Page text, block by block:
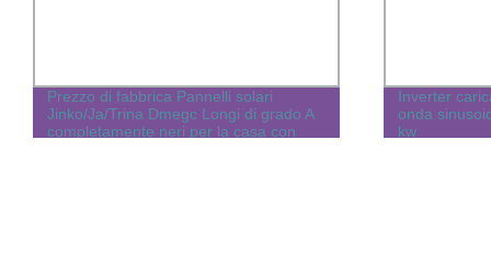
Prezzo di fabbrica Pannelli solari
Jinko/Ja/Trina Dmegc Longi di grado A
completamente neri per la casa con
Inverter
onda
kw